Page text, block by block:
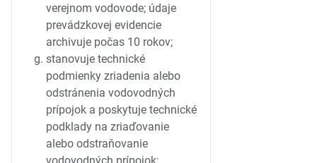
verejnom vodovode; údaje
prevádzkovej evidencie
archivuje počas 10 rokov;
stanovuje technické
podmienky zriadenia alebo
odstránenia vodovodných
prípojok a poskytuje technické
podklady na zriaďovanie
alebo odstraňovanie